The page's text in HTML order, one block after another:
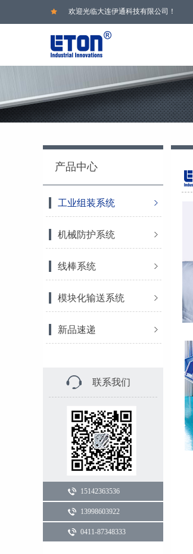
欢迎光临大连伊通科技有限公司！
产品中心
工业组装系统
机械防护系统
线棒系统
模块化输送系统
新品速递
联系我们
15142363536
13998603922
0411-87348333